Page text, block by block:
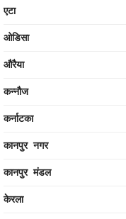
एटा
ओडिसा
औरैया
कन्नौज
कर्नाटका
कानपुर नगर
कानपुर मंडल
केरला